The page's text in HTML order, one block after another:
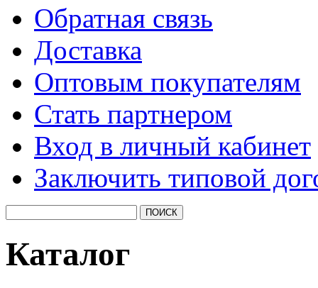
Обратная связь
Доставка
Оптовым покупателям
Стать партнером
Вход в личный кабинет
Заключить типовой
Каталог